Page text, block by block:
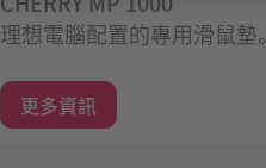
理想電腦配置的專用滑鼠墊。
更多資訊